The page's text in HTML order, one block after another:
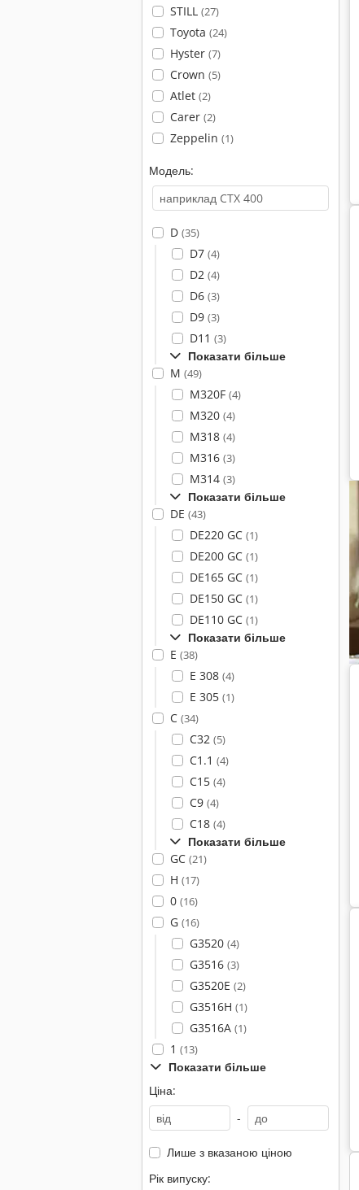
STILL (27)
Toyota (24)
Hyster (7)
Crown (5)
Atlet (2)
Carer (2)
Zeppelin (1)
Модель:
D (35)
D7 (4)
D2 (4)
D6 (3)
D9 (3)
D11 (3)
Показати більше
M (49)
M320F (4)
M320 (4)
M318 (4)
M316 (3)
M314 (3)
Показати більше
DE (43)
DE220 GC (1)
DE200 GC (1)
DE165 GC (1)
DE150 GC (1)
DE110 GC (1)
Показати більше
E (38)
E 308 (4)
E 305 (1)
C (34)
C32 (5)
C1.1 (4)
C15 (4)
C9 (4)
C18 (4)
Показати більше
GC (21)
H (17)
0 (16)
G (16)
G3520 (4)
G3516 (3)
G3520E (2)
G3516H (1)
G3516A (1)
1 (13)
Показати більше
Ціна:
-
Лише з вказаною ціною
Рік випуску: